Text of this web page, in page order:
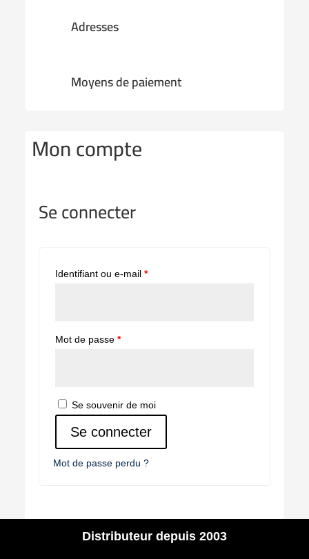
Adresses
Moyens de paiement
Mon compte
Se connecter
Identifiant ou e-mail *
Mot de passe *
Se souvenir de moi
Se connecter
Mot de passe perdu ?
Distributeur depuis 2003